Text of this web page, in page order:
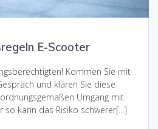
E-Scooter
Kommen Sie mit
und klären Sie diese
Umgang mit
so kann das Risiko schwerer[…]